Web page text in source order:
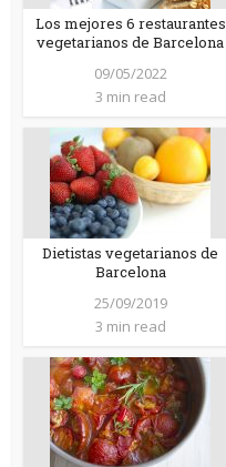
Los mejores 6 restaurantes
vegetarianos de Barcelona
09/05/2022
3 min read
Dietistas vegetarianos de
Barcelona
25/09/2019
3 min read